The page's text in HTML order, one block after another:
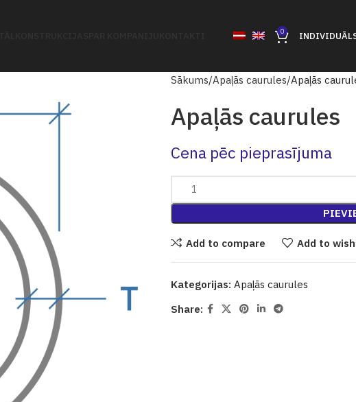
0
Sākums Apaļās caurules Apaļās
Apaļās caurules
Cena pēc pieprasījuma
Add to compare Add to
Kategorijas: Apaļās caurules
Share: